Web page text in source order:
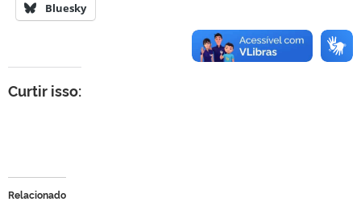
Bluesky
Curtir isso:
Relacionado